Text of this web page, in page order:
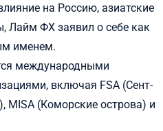
на Россию, азиатские
Лайм ФХ заявил о себе как
именем.
международными
включая FSA (Сент-
MISA (Коморские острова) и